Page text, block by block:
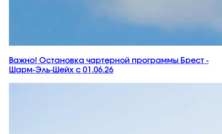
Важно! Остановка чартерной программы Брест -
Шарм-Эль-Шейх с 01.06.26